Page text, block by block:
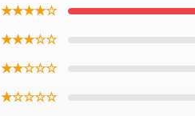
★★★★☆
★★★☆☆
★★☆☆☆
★☆☆☆☆